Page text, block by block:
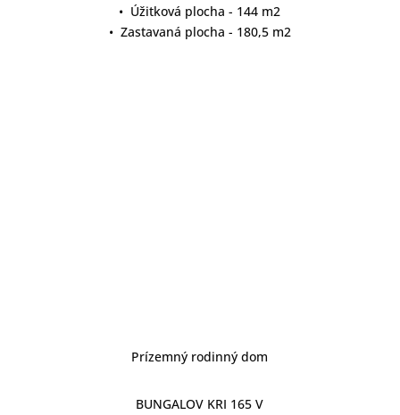
• Úžitková plocha - 144 m2
• Zastavaná plocha - 180,5 m2
Prízemný rodinný dom
BUNGALOV KRI 165 V